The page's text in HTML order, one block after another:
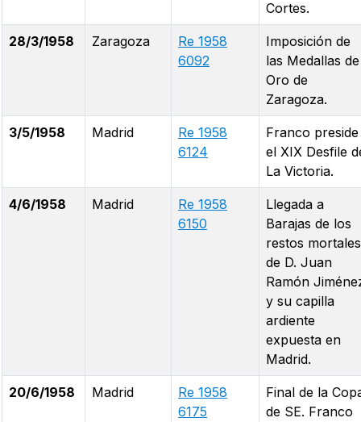
Cortes.
28/3/1958 Zaragoza
Re 1958
6092
Imposición de
las Medallas de
Oro de
Zaragoza.
3/5/1958 Madrid
Re 1958
6124
Franco preside
el XIX Desfile
La Victoria.
4/6/1958 Madrid
Re 1958
6150
Llegada a
Barajas de los
restos mortales
de D. Juan
Ramón
y su capilla
ardiente
expuesta en
Madrid.
20/6/1958 Madrid
Re 1958
6175
Final de la
de SE. Franco